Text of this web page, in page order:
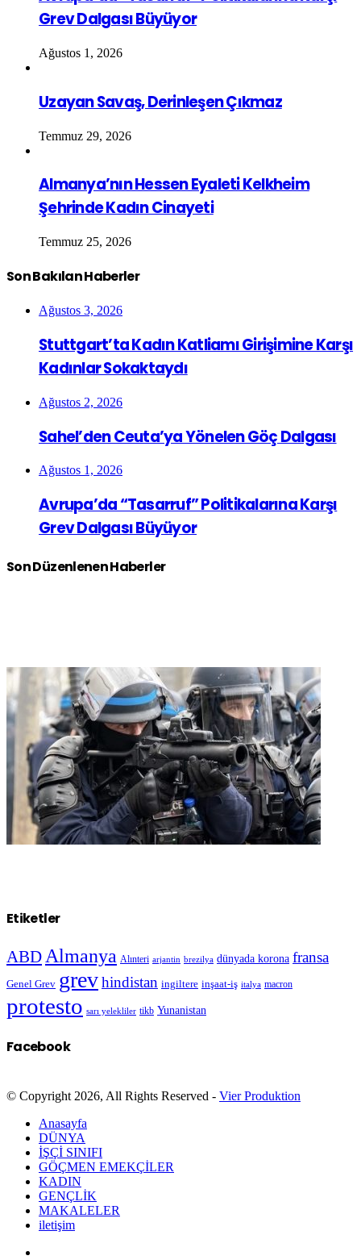
Grev Dalgası Büyüyor
Ağustos 1, 2026
Uzayan Savaş, Derinleşen Çıkmaz
Temmuz 29, 2026
Almanya’nın Hessen Eyaleti Kelkheim
Şehrinde Kadın Cinayeti
Temmuz 25, 2026
Son Bakılan Haberler
Ağustos 3, 2026
Stuttgart’ta Kadın Katliamı Girişimine Karşı
Kadınlar Sokaktaydı
Ağustos 2, 2026
Sahel’den Ceuta’ya Yönelen Göç Dalgası
Ağustos 1, 2026
Avrupa’da “Tasarruf” Politikalarına Karşı
Grev Dalgası Büyüyor
Son Düzenlenen Haberler
Etiketler
ABD Almanya Alınteri arjantin brezilya dünyada korona fransa
Genel Grev grevhindistan ingiltere inşaat-iş italya macron
protesto sarı yelekliler tikb Yunanistan
Facebook
© Copyright 2026, All Rights Reserved - Vier Produktion
Anasayfa
DÜNYA
İŞÇİ SINIFI
GÖÇMEN EMEKÇİLER
KADIN
GENÇLİK
MAKALELER
iletişim